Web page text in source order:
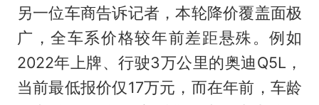
另一位车商告诉记者，本轮降价覆盖面极
广，全车系价格较年前差距悬殊。例如
2022年上牌、行驶3万公里的奥迪Q5L，
当前最低报价仅17万元，而在年前，车龄